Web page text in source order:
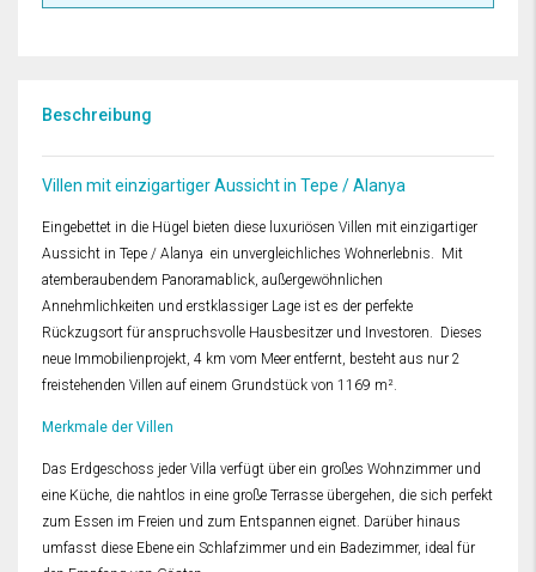
Beschreibung
Villen mit einzigartiger Aussicht in Tepe / Alanya
Eingebettet in die Hügel bieten diese luxuriösen Villen mit einzigartiger
Aussicht in Tepe / Alanya ein unvergleichliches Wohnerlebnis. Mit
atemberaubendem Panoramablick, außergewöhnlichen
Annehmlichkeiten und erstklassiger Lage ist es der perfekte
Rückzugsort für anspruchsvolle Hausbesitzer und Investoren. Dieses
neue Immobilienprojekt, 4 km vom Meer entfernt, besteht aus nur 2
freistehenden Villen auf einem Grundstück von 1169 m².
Merkmale der Villen
Das Erdgeschoss jeder Villa verfügt über ein großes Wohnzimmer und
eine Küche, die nahtlos in eine große Terrasse übergehen, die sich perfekt
zum Essen im Freien und zum Entspannen eignet. Darüber hinaus
umfasst diese Ebene ein Schlafzimmer und ein Badezimmer, ideal für